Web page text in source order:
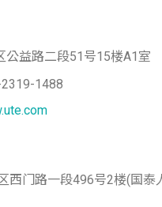
公益路二段51号15楼A1室
1488
西门路一段496号2楼(国泰